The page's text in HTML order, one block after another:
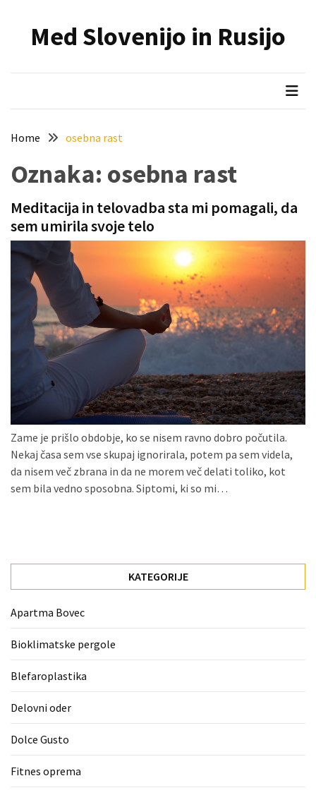
content
NAJNOVEJŠI
dedku
spremenil
življenje
Zelo
priljubljena
naglavna
svetilka
povečuje
varnost
gibanja.
vir
Oljarna
zame
znamka.
MOST
USED
contentMed Slovenijo in Rusijo
Home osebna rast
Oznaka: osebna rast
Meditacija in telovadba sta mi pomagali, da
sem umirila svoje telo
Zame je prišlo obdobje, ko se nisem ravno dobro počutila.
Nekaj časa sem vse skupaj ignorirala, potem pa sem videla,
da nisem več zbrana in da ne morem več delati toliko, kot
sem bila vedno sposobna. Siptomi, ki so mi…
KATEGORIJE
Apartma Bovec
Bioklimatske pergole
Blefaroplastika
Delovni oder
Dolce Gusto
Fitnes oprema